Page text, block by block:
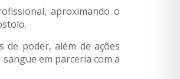
aproximando o
de poder, além de ações
em parceria com a